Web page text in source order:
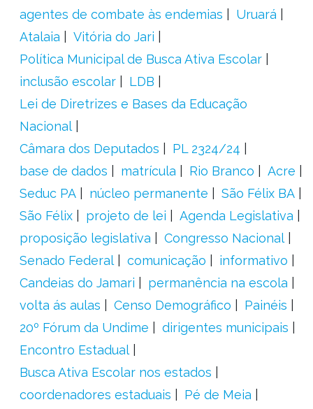
agentes de combate às endemias
Uruará
Atalaia
Vitória do Jari
Política Municipal de Busca Ativa Escolar
inclusão escolar
LDB
Lei de Diretrizes e Bases da Educação
Nacional
Câmara dos Deputados
PL 2324/24
base de dados
matrícula Rio Branco
Acre
Seduc PA
núcleo permanente
São Félix BA
São Félix
projeto de lei
Agenda Legislativa
proposição legislativa
Congresso Nacional
Senado Federal
comunicação
informativo
Candeias do Jamari
permanência na escola
volta ás aulas
Censo Demográfico
Painéis
20º Fórum da Undime
dirigentes municipais
Encontro Estadual
Busca Ativa Escolar nos estados
coordenadores estaduais
Pé de Meia